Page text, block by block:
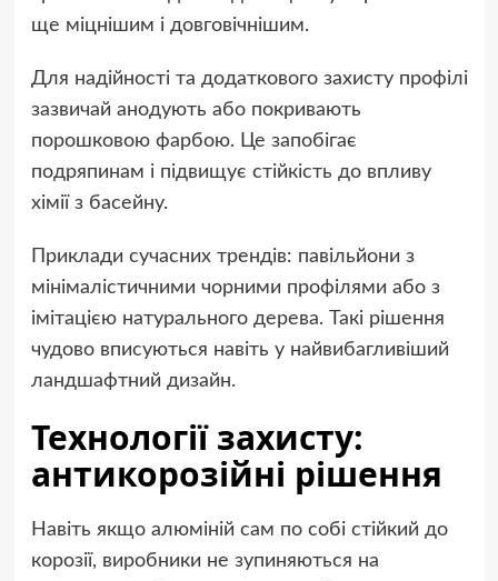
ще міцнішим і довговічнішим.
Для надійності та додаткового захисту профілі
зазвичай анодують або покривають
порошковою фарбою. Це запобігає
подряпинам і підвищує стійкість до впливу
хімії з басейну.
Приклади сучасних трендів: павільйони з
мінімалістичними чорними профілями або з
імітацією натурального дерева. Такі рішення
чудово вписуються навіть у найвибагливіший
ландшафтний дизайн.
Технології захисту:
антикорозійні рішення
Навіть якщо алюміній сам по собі стійкий до
корозії, виробники не зупиняються на